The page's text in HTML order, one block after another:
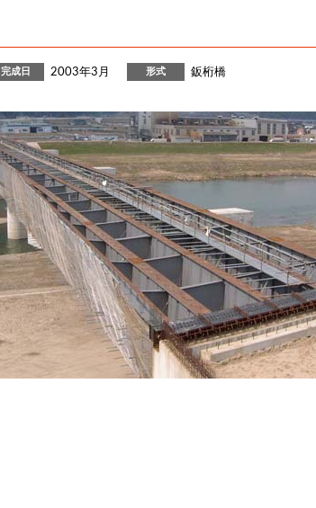
沿革
完成日 2003年3月 形式 鈑桁橋